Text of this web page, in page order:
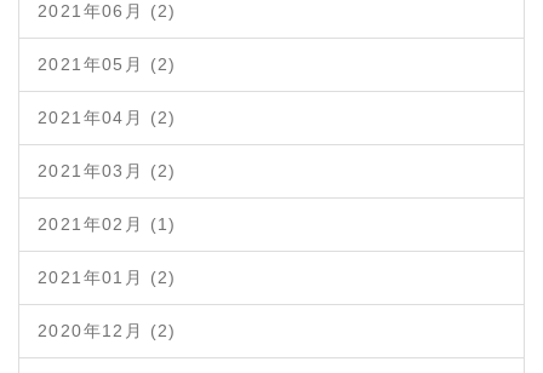
2021年06月 (2)
2021年05月 (2)
2021年04月 (2)
2021年03月 (2)
2021年02月 (1)
2021年01月 (2)
2020年12月 (2)